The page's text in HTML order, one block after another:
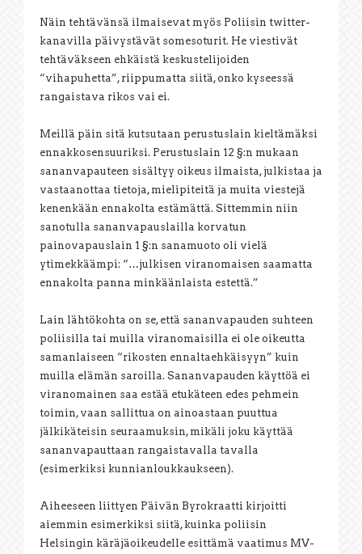
Näin tehtävänsä ilmaisevat myös Poliisin twitter-
kanavilla päivystävät somesoturit. He viestivät
tehtäväkseen ehkäistä keskustelijoiden
“vihapuhetta”, riippumatta siitä, onko kyseessä
rangaistava rikos vai ei.
Meillä päin sitä kutsutaan perustuslain kieltämäksi
ennakkosensuuriksi. Perustuslain 12 §:n mukaan
sananvapauteen sisältyy oikeus ilmaista, julkistaa ja
vastaanottaa tietoja, mielipiteitä ja muita viestejä
kenenkään ennakolta estämättä. Sittemmin niin
sanotulla sananvapauslailla korvatun
painovapauslain 1 §:n sanamuoto oli vielä
ytimekkäämpi: “…julkisen viranomaisen saamatta
ennakolta panna minkäänlaista estettä.”
Lain lähtökohta on se, että sananvapauden suhteen
poliisilla tai muilla viranomaisilla ei ole oikeutta
samanlaiseen “rikosten ennaltaehkäisyyn” kuin
muilla elämän saroilla. Sananvapauden käyttöä ei
viranomainen saa estää etukäteen edes pehmein
toimin, vaan sallittua on ainoastaan puuttua
jälkikäteisin seuraamuksin, mikäli joku käyttää
sananvapauttaan rangaistavalla tavalla
(esimerkiksi kunnianloukkaukseen).
Aiheeseen liittyen Päivän Byrokraatti kirjoitti
aiemmin esimerkiksi siitä, kuinka poliisin
Helsingin käräjäoikeudelle esittämä vaatimus MV-